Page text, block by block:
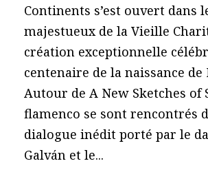
Continents s’est ouvert dans
majestueux de la Vieille
création exceptionnelle
centenaire de la naissance de
Autour de A New Sketches of
flamenco se sont rencontrés
dialogue inédit porté par le
Galván et le...